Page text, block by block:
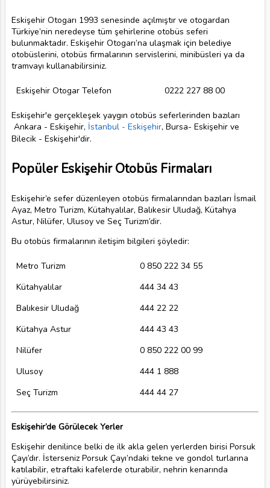
Eskişehir Otogarı 1993 senesinde açılmıştır ve otogardan
Türkiye’nin neredeyse tüm şehirlerine otobüs seferi
bulunmaktadır. Eskişehir Otogarı’na ulaşmak için belediye
otobüslerini, otobüs firmalarının servislerini, minibüsleri ya da
tramvayı kullanabilirsiniz.
Eskişehir Otogar Telefon 0222 227 88 00
Eskişehir'e gerçekleşek yaygın otobüs seferlerinden bazıları
Ankara - Eskişehir, İstanbul - Eskişehir, Bursa- Eskişehir ve
Bilecik - Eskişehir'dir.
Popüler Eskişehir Otobüs Firmaları
Eskişehir’e sefer düzenleyen otobüs firmalarından bazıları İsmail
Ayaz, Metro Turizm, Kütahyalılar, Balıkesir Uludağ, Kütahya
Astur, Nilüfer, Ulusoy ve Seç Turizm’dir.
Bu otobüs firmalarının iletişim bilgileri şöyledir:
Metro Turizm
0 850 222 34 55
Kütahyalılar
444 34 43
Balıkesir Uludağ
444 22 22
Kütahya Astur
444 43 43
Nilüfer
0 850 222 00 99
Ulusoy
444 1 888
Seç Turizm
444 44 27
Eskişehir’de Görülecek Yerler
Eskişehir denilince belki de ilk akla gelen yerlerden birisi Porsuk
Çayı’dır. İsterseniz Porsuk Çayı’ndaki tekne ve gondol turlarına
katılabilir, etraftaki kafelerde oturabilir, nehrin kenarında
yürüyebilirsiniz.